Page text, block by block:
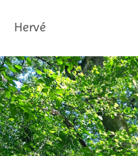
Hervé